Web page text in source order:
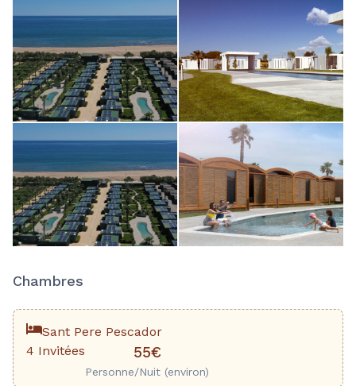
Chambres
Sant Pere Pescador
4 Invitées
55€
Personne/Nuit (environ)